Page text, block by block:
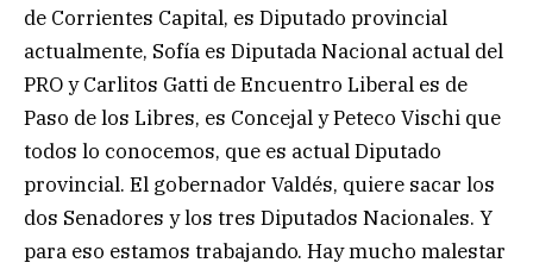
de Corrientes Capital, es Diputado provincial
actualmente, Sofía es Diputada Nacional actual del
PRO y Carlitos Gatti de Encuentro Liberal es de
Paso de los Libres, es Concejal y Peteco Vischi que
todos lo conocemos, que es actual Diputado
provincial. El gobernador Valdés, quiere sacar los
dos Senadores y los tres Diputados Nacionales. Y
para eso estamos trabajando. Hay mucho malestar